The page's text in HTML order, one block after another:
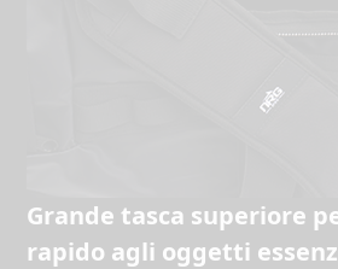
Grande tasca superiore
rapido agli oggetti